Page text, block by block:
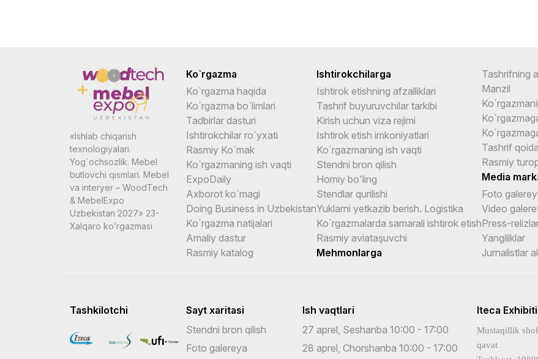
«Ishlab chiqarish
texnologiyalari.
Yog`ochsozlik. Mebel
butlovchi qismlari. Mebel
va interyer – WoodTech
& MebelExpo
Uzbekistan 2027» 23-
Xalqaro ko’rgazmasi
Ko`rgazma
Ko`rgazma haqida
Ko`rgazma bo`limlari
Tadbirlar dasturi
Ishtirokchilar ro`yxati
Rasmiy Ko`mak
Ko`rgazmaning ish vaqti
ExpoDaily
Axborot ko`magi
Doing Business in Uzbekistan
Ko`rgazma natijalari
Amaliy dastur
Rasmiy katalog
Ishtirokchilarga
Ishtirok etishning afzalliklari
Tashrif buyuruvchilar tarkibi
Kirish uchun viza rejimi
Ishtirok etish imkoniyatlari
Ko`rgazmaning ish vaqti
Stendni bron qilish
Homiy bo'ling
Stendlar qurilishi
Yuklarni yetkazib berish. Logistika
Ko`rgazmalarda samarali ishtirok etish
Rasmiy aviataşuvchi
Mehmonlarga
Tashrifning
Manzil
Tashrif
Rasmiy
Media
Foto
Video
Press-
Yangiliklar
Jurnalistlar
Tashkilotchi
Sayt xaritasi
Stendni bron qilish
Foto galereya
Ish vaqtlari
27 aprel, Seshanba 10:00 - 17:00
28 aprel, Chorshanba 10:00 - 17:00
Iteca
Mustaqillik
qavat